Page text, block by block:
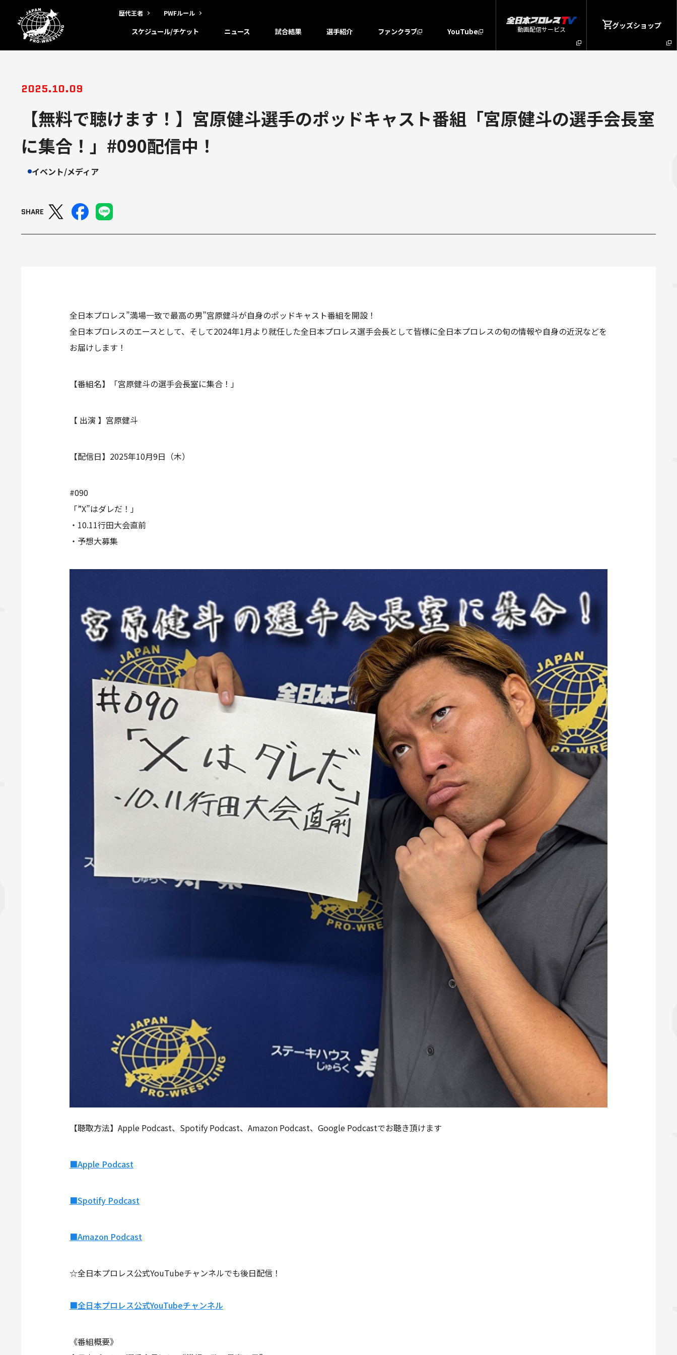
歴代王者 PWFルール
スケジュール/チケット ニュース 試合結果 選手紹介 ファンクラブ YouTube 動画配信サービス グッズショップ
2025.10.09
【無料で聴けます！】宮原健斗選手のポッドキャスト番組「宮原健斗の選手会長室
に集合！」#090配信中！
イベント/メディア
SHARE
全日本プロレス”満場一致で最高の男”宮原健斗が自身のポッドキャスト番組を開設！
全日本プロレスのエースとして、そして2024年1月より就任した全日本プロレス選手会長として皆様に全日本プロレスの旬の情報や自身の近況などを
お届けします！
【番組名】「宮原健斗の選手会長室に集合！」
【 出演 】宮原健斗
【配信日】2025年10月9日（木）
#090
「”X”はダレだ！」
・10.11行田大会直前
・予想大募集
【聴取方法】Apple Podcast、Spotify Podcast、Amazon Podcast、Google Podcastでお聴き頂けます
■Apple Podcast
■Spotify Podcast
■Amazon Podcast
☆全日本プロレス公式YouTubeチャンネルでも後日配信！
■全日本プロレス公式YouTubeチャンネル
《番組概要》